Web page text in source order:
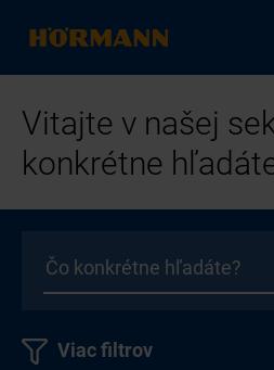
Vitajte v našej
konkrétne
Viac filtrov